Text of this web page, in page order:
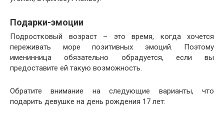
Подарки-эмоции
Подростковый возраст – это время, когда хочется
переживать море позитивных эмоций. Поэтому
именинница обязательно обрадуется, если вы
предоставите ей такую возможность.
Обратите внимание на следующие варианты, что
подарить девушке на день рождения 17 лет: